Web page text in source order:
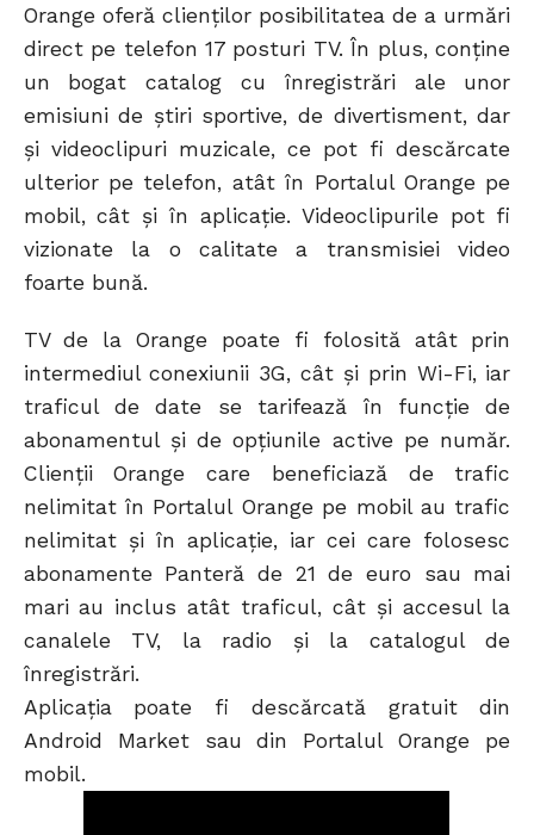
Orange oferă clienţilor posibilitatea de a urmări
direct pe telefon 17 posturi TV. În plus, conţine
un bogat catalog cu înregistrări ale unor
emisiuni de ştiri sportive, de divertisment, dar
şi videoclipuri muzicale, ce pot fi descărcate
ulterior pe telefon, atât în Portalul Orange pe
mobil, cât şi în aplicaţie. Videoclipurile pot fi
vizionate la o calitate a transmisiei video
foarte bună.
TV de la Orange poate fi folosită atât prin
intermediul conexiunii 3G, cât şi prin Wi-Fi, iar
traficul de date se tarifează în funcţie de
abonamentul şi de opţiunile active pe număr.
Clienţii Orange care beneficiază de trafic
nelimitat în Portalul Orange pe mobil au trafic
nelimitat şi în aplicaţie, iar cei care folosesc
abonamente Panteră de 21 de euro sau mai
mari au inclus atât traficul, cât şi accesul la
canalele TV, la radio şi la catalogul de
înregistrări.
Aplicația poate fi descărcată gratuit din
Android Market sau din Portalul Orange pe
mobil.